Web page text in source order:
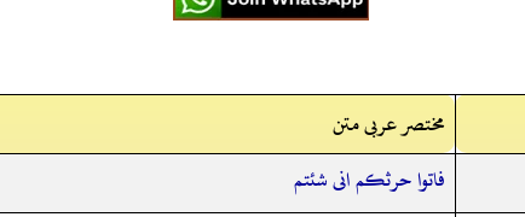
مختصر عربی متن
فاتوا حرثكم انى شئتم